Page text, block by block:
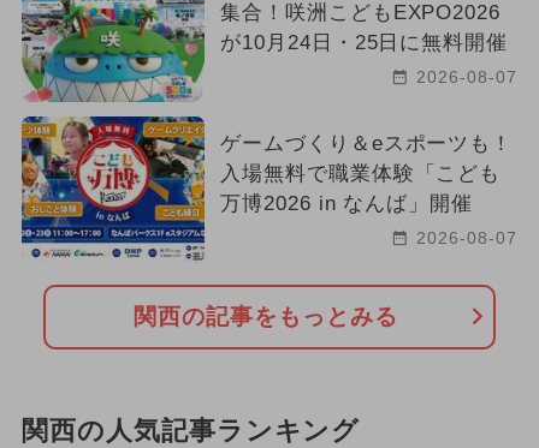
集合！咲洲こどもEXPO2026
が10月24日・25日に無料開催
2026-08-07
ゲームづくり＆eスポーツも！
入場無料で職業体験「こども
万博2026 in なんば」開催
2026-08-07
関西の記事をもっとみる
関西の人気記事ランキング